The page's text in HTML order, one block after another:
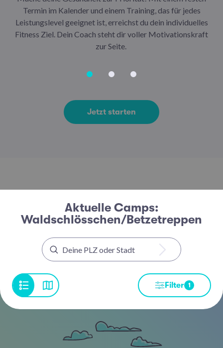
Termin im Kalender und einem Training, das für jedes
Leistungslevel geeignet ist, erreichst du dein individuelles
Fitness Ziel. Dein Coach steht dir voller Motivationskraft
zur Seite.
Jetzt starten
Aktuelle Camps:
Waldschlösschen/Betzetreppen
Filter 1